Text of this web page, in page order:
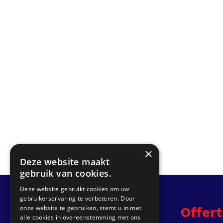
Info
×
Deze website maakt
gebruik van cookies.
Deze website gebruikt cookies om uw
gebruikerservaring te verbeteren. Door
onze website te gebruiken, stemt u in met
alle cookies in overeenstemming met ons